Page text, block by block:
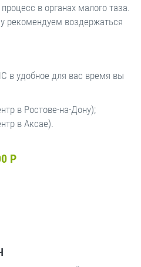
в органах малого таза.
рекомендуем воздержаться
в удобное для вас время вы
в Ростове-на-Дону);
в Аксае).
Р